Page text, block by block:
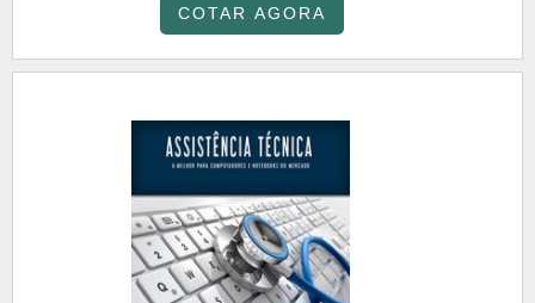
COTAR AGORA